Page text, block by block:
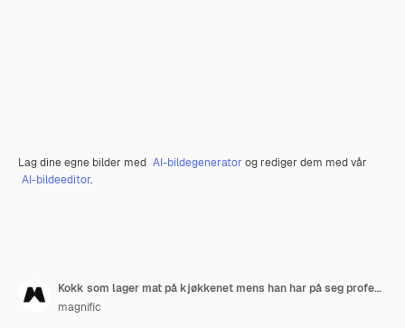
Lag dine egne bilder med AI-bildegenerator og rediger dem med vår
AI-bildeeditor.
Kokk som lager mat på kjøkkenet mens han har på seg profesjonell bekledning
magnific